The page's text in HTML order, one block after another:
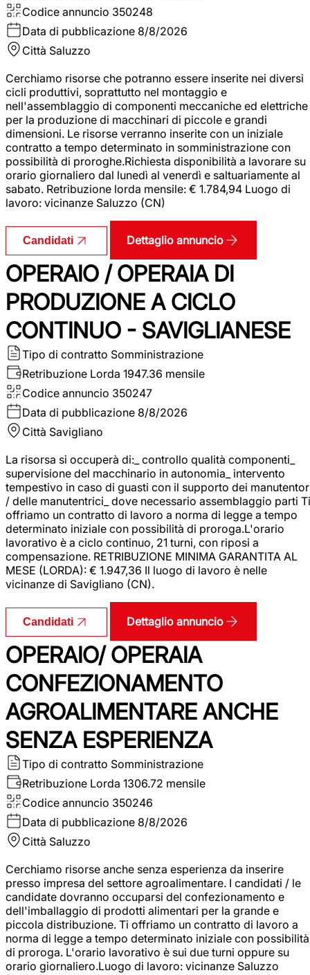
Codice annuncio 350248
Data di pubblicazione 8/8/2026
Città Saluzzo
Cerchiamo risorse che potranno essere inserite nei diversi
cicli produttivi, soprattutto nel montaggio e
nell'assemblaggio di componenti meccaniche ed elettriche
per la produzione di macchinari di piccole e grandi
dimensioni. Le risorse verranno inserite con un iniziale
contratto a tempo determinato in somministrazione con
possibilità di proroghe.Richiesta disponibilità a lavorare su
orario giornaliero dal lunedì al venerdì e saltuariamente al
sabato. Retribuzione lorda mensile: € 1.784,94 Luogo di
lavoro: vicinanze Saluzzo (CN)
Candidati Dettaglio annuncio
OPERAIO / OPERAIA DI
PRODUZIONE A CICLO
CONTINUO - SAVIGLIANESE
Tipo di contratto Somministrazione
Retribuzione Lorda 1947.36 mensile
Codice annuncio 350247
Data di pubblicazione 8/8/2026
Città Savigliano
La risorsa si occuperà di:_ controllo qualità componenti_
supervisione del macchinario in autonomia_ intervento
tempestivo in caso di guasti con il supporto dei
/ delle manutentrici_ dove necessario assemblaggio parti Ti
offriamo un contratto di lavoro a norma di legge a tempo
determinato iniziale con possibilità di proroga.L'orario
lavorativo è a ciclo continuo, 21 turni, con riposi a
compensazione. RETRIBUZIONE MINIMA GARANTITA AL
MESE (LORDA): € 1.947,36 Il luogo di lavoro è nelle
vicinanze di Savigliano (CN).
Candidati Dettaglio annuncio
OPERAIO/ OPERAIA
CONFEZIONAMENTO
AGROALIMENTARE ANCHE
SENZA ESPERIENZA
Tipo di contratto Somministrazione
Retribuzione Lorda 1306.72 mensile
Codice annuncio 350246
Data di pubblicazione 8/8/2026
Città Saluzzo
Cerchiamo risorse anche senza esperienza da inserire
presso impresa del settore agroalimentare. I candidati / le
candidate dovranno occuparsi del confezionamento e
dell'imballaggio di prodotti alimentari per la grande e
piccola distribuzione. Ti offriamo un contratto di lavoro a
norma di legge a tempo determinato iniziale con possibilità
di proroga. L'orario lavorativo è sui due turni oppure su
orario giornaliero.Luogo di lavoro: vicinanze Saluzzo